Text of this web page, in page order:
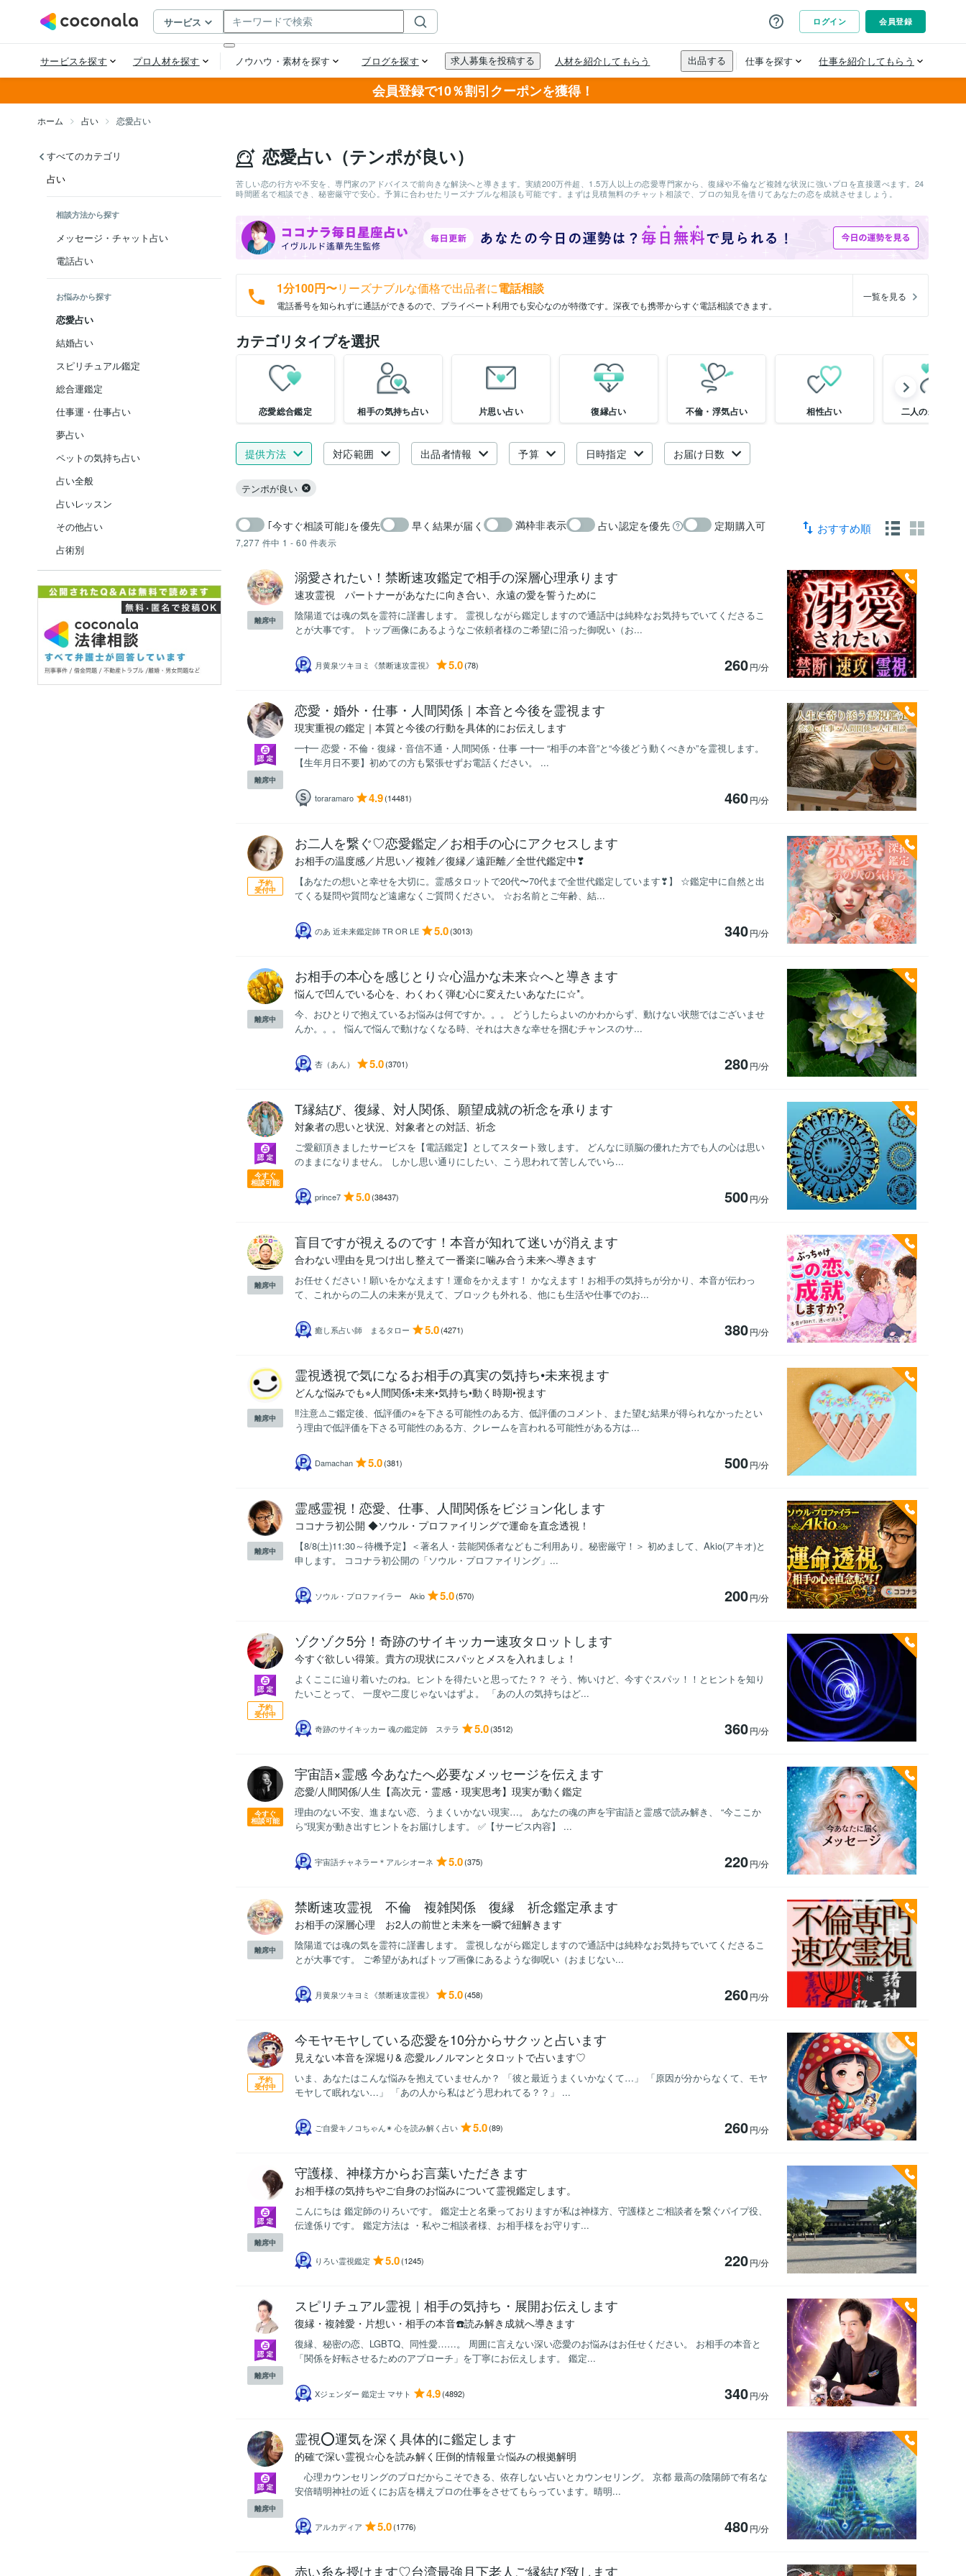
会員登録で10％割引クーポンを獲得！
ホーム 占い 恋愛占い
すべてのカテゴリ
占い
相談方法から探す
メッセージ・チャット占い
電話占い
お悩みから探す
恋愛占い
結婚占い
スピリチュアル鑑定
総合運鑑定
仕事運・仕事占い
夢占い
ペットの気持ち占い
占い全般
占いレッスン
その他占い
占術別
恋愛占い（テンポが良い）
苦しい恋の行方や不安を、専門家のアドバイスで前向きな解決へと導きます。実績200万件超、1.5万人以上の恋愛専門家から、復縁や不倫など複雑な状況に強いプロを直接選べます。24
時間匿名で相談でき、秘密厳守で安心。予算に合わせたリーズナブルな相談も可能です。まずは見積無料のチャット相談で、プロの知見を借りてあなたの恋を成就させましょう。
1分100円〜リーズナブルな価格で出品者に電話相談
電話番号を知られずに通話ができるので、プライベート利用でも安心なのが特徴です。深夜でも携帯からすぐ電話相談できます。
一覧を見る
カテゴリタイプを選択
恋愛総合鑑定 相手の気持ち占い 片思い占い 復縁占い 不倫・浮気占い 相性占い 二人の未来鑑定
提供方法 対応範囲 出品者情報 予算 日時指定 お届け日数
テンポが良い
7,277 件中 1 - 60 件表示
｢今すぐ相談可能｣を優先 早く結果が届く 満枠非表示 占い認定を優先 定期購入可 おすすめ順
離席中
溺愛されたい！禁断速攻鑑定で相手の深層心理承ります
速攻霊視 パートナーがあなたに向き合い、永遠の愛を誓うために
陰陽道では魂の気を霊符に謹書します。 霊視しながら鑑定しますので通話中は純粋なお気持ちでいてくださるこ
とが大事です。 トップ画像にあるようなご依頼者様のご希望に沿った御呪い（お...
月黄泉ツキヨミ《禁断速攻霊視》 5.0(78) 260円/分
離席中
恋愛・婚外・仕事・人間関係｜本音と今後を霊視ます
現実重視の鑑定｜本質と今後の行動を具体的にお伝えします
━†━ 恋愛・不倫・復縁・音信不通・人間関係・仕事 ━†━ “相手の本音”と“今後どう動くべきか”を霊視します。
【生年月日不要】初めての方も緊張せずお電話ください。 ...
toraramaro 4.9(14481) 460円/分
予約
受付中
お二人を繋ぐ♡恋愛鑑定／お相手の心にアクセスします
お相手の温度感／片思い／複雑／復縁／遠距離／全世代鑑定中❣
【あなたの想いと幸せを大切に。霊感タロットで20代〜70代まで全世代鑑定しています❣】 ☆鑑定中に自然と出
てくる疑問や質問など遠慮なくご質問ください。 ☆お名前とご年齢、結...
のあ 近未来鑑定師 TR OR LE 5.0(3013) 340円/分
離席中
お相手の本心を感じとり☆心温かな未来☆へと導きます
悩んで凹んでいる心を、わくわく弾む心に変えたいあなたに☆*。
今、おひとりで抱えているお悩みは何ですか。。。 どうしたらよいのかわからず、動けない状態ではございませ
んか。。。 悩んで悩んで動けなくなる時、それは大きな幸せを掴むチャンスのサ...
杏（あん） 5.0(3701) 280円/分
今すぐ
相談可能
T縁結び、復縁、対人関係、願望成就の祈念を承ります
対象者の思いと状況、対象者との対話、祈念
ご愛顧頂きましたサービスを【電話鑑定】としてスタート致します。 どんなに頭脳の優れた方でも人の心は思い
のままになりません。 しかし思い通りにしたい、こう思われて苦しんでいら...
prince7 5.0(38437) 500円/分
離席中
盲目ですが視えるのです！本音が知れて迷いが消えます
合わない理由を見つけ出し整えて一番楽に噛み合う未来へ導きます
お任せください！願いをかなえます！運命をかえます！ かなえます！お相手の気持ちが分かり、本音が伝わっ
て、これからの二人の未来が見えて、ブロックも外れる、他にも生活や仕事でのお...
癒し系占い師 まるタロー 5.0(4271) 380円/分
離席中
霊視透視で気になるお相手の真実の気持ち•未来視ます
どんな悩みでも⭐︎人間関係•未来•気持ち•動く時期•視ます
‼️注意⚠️ご鑑定後、低評価の⭐︎を下さる可能性のある方、低評価のコメント、また望む結果が得られなかったとい
う理由で低評価を下さる可能性のある方、クレームを言われる可能性がある方は...
Damachan 5.0(381) 500円/分
離席中
霊感霊視！恋愛、仕事、人間関係をビジョン化します
ココナラ初公開 ◆ソウル・プロファイリングで運命を直念透視！
【8/8(土)11:30～待機予定】＜著名人・芸能関係者などもご利用あり。秘密厳守！＞ 初めまして、Akio(アキオ)と
申します。 ココナラ初公開の「ソウル・プロファイリング」...
ソウル・プロファイラー Akio 5.0(570) 200円/分
予約
受付中
ゾクゾク5分！奇跡のサイキッカー速攻タロットします
今すぐ欲しい得策。貴方の現状にスパッとメスを入れましょ！
よくここに辿り着いたのね。ヒントを得たいと思ってた？？ そう、怖いけど、今すぐスパッ！！とヒントを知り
たいことって、 一度や二度じゃないはずよ。 「あの人の気持ちはど...
奇跡のサイキッカー 魂の鑑定師 ステラ 5.0(3512) 360円/分
今すぐ
相談可能
宇宙語×霊感 今あなたへ必要なメッセージを伝えます
恋愛/人間関係/人生【高次元・霊感・現実思考】現実が動く鑑定
理由のない不安、進まない恋、うまくいかない現実…。 あなたの魂の声を宇宙語と霊感で読み解き、 “今ここか
ら”現実が動き出すヒントをお届けします。 ✅【サービス内容】 ...
宇宙語チャネラー＊アルシオーネ 5.0(375) 220円/分
離席中
禁断速攻霊視 不倫 複雑関係 復縁 祈念鑑定承ます
お相手の深層心理 お2人の前世と未来を一瞬で紐解きます
陰陽道では魂の気を霊符に謹書します。 霊視しながら鑑定しますので通話中は純粋なお気持ちでいてくださるこ
とが大事です。 ご希望があればトップ画像にあるような御呪い（おまじない...
月黄泉ツキヨミ《禁断速攻霊視》 5.0(458) 260円/分
予約
受付中
今モヤモヤしている恋愛を10分からサクッと占います
見えない本音を深堀り& 恋愛ルノルマンとタロットで占います♡
いま、あなたはこんな悩みを抱えていませんか？ 「彼と最近うまくいかなくて…」 「原因が分からなくて、モヤ
モヤして眠れない…」 「あの人から私はどう思われてる？？」 ...
ご自愛キノコちゃん✴︎ 心を読み解く占い 5.0(89) 260円/分
離席中
守護様、神様方からお言葉いただきます
お相手様の気持ちやご自身のお悩みについて霊視鑑定します。
こんにちは 鑑定師のりろいです。 鑑定士と名乗っておりますが私は神様方、守護様とご相談者を繋ぐパイプ役、
伝達係りです。 鑑定方法は ・私やご相談者様、お相手様をお守りす...
りろい霊視鑑定 5.0(1245) 220円/分
離席中
スピリチュアル霊視｜相手の気持ち・展開お伝えします
復縁・複雑愛・片想い・相手の本音☎️読み解き成就へ導きます
復縁、秘密の恋、LGBTQ、同性愛……。 周囲に言えない深い恋愛のお悩みはお任せください。 お相手の本音と
「関係を好転させるためのアプローチ」を丁寧にお伝えします。 鑑定...
Xジェンダー 鑑定士 マサト 4.9(4892) 340円/分
離席中
霊視⭕️運気を深く具体的に鑑定します
的確で深い霊視☆心を読み解く圧倒的情報量☆悩みの根拠解明
心理カウンセリングのプロだからこそできる、依存しない占いとカウンセリング。 京都 最高の陰陽師で有名な
安倍晴明神社の近くにお店を構えプロの仕事をさせてもらっています。晴明...
アルカディア 5.0(1776) 480円/分
赤い糸を授けます♡台湾最強月下老人ご縁結び致します